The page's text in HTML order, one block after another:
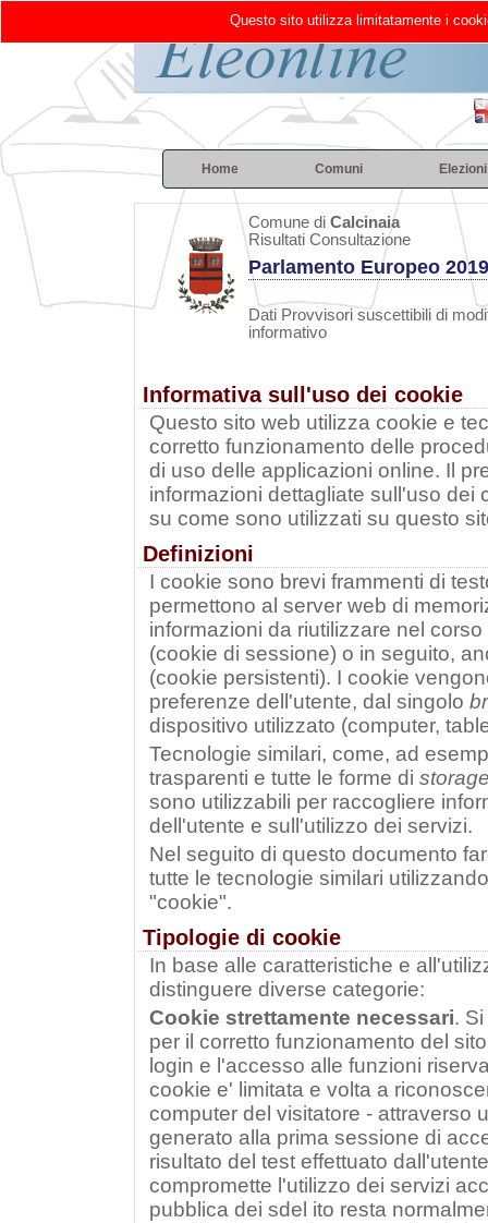
Home Comuni Elezioni
Comune di Calcinaia
Risultati Consultazione
Parlamento Europeo 2019
Dati Provvisori suscettibili di
informativo
Informativa sull'uso dei cookie
Questo sito web utilizza cookie e
corretto funzionamento delle
di uso delle applicazioni online. Il
informazioni dettagliate sull'uso dei
su come sono utilizzati su questo
Definizioni
I cookie sono brevi frammenti di
permettono al server web di
informazioni da riutilizzare nel
(cookie di sessione) o in seguito,
(cookie persistenti). I cookie
preferenze dell'utente, dal singolo
dispositivo utilizzato (computer,
Tecnologie similari, come, ad
trasparenti e tutte le forme di
sono utilizzabili per raccogliere
dell'utente e sull'utilizzo dei servizi.
Nel seguito di questo documento
tutte le tecnologie similari
"cookie".
Tipologie di cookie
In base alle caratteristiche e
distinguere diverse categorie:
Cookie strettamente necessari.
per il corretto funzionamento del
login e l'accesso alle funzioni
cookie e' limitata e volta a
computer del visitatore - attraverso
generato alla prima sessione di
risultato del test effettuato
compromette l'utilizzo dei servizi
pubblica dei sdel ito resta
Questo sito utilizza limitatamente i